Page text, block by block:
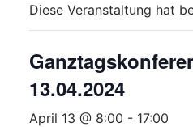
Diese Veranstaltung hat
13.04.2024
April 13 @ 8:00 - 17:00